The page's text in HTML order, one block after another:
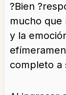
?Bien
mucho que
y la
completo a